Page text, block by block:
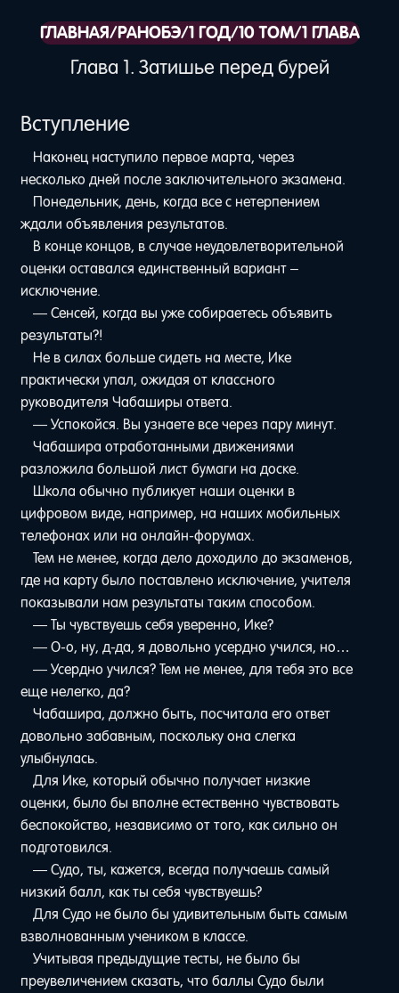
ГЛАВНАЯ/РАНОБЭ/1 ГОД/10 ТОМ/1 ГЛАВА
Глава 1. Затишье перед бурей
Вступление
Наконец наступило первое марта, через
несколько дней после заключительного экзамена.
Понедельник, день, когда все с нетерпением
ждали объявления результатов.
В конце концов, в случае неудовлетворительной
оценки оставался единственный вариант –
исключение.
— Сенсей, когда вы уже собираетесь объявить
результаты?!
Не в силах больше сидеть на месте, Ике
практически упал, ожидая от классного
руководителя Чабаширы ответа.
— Успокойся. Вы узнаете все через пару минут.
Чабашира отработанными движениями
разложила большой лист бумаги на доске.
Школа обычно публикует наши оценки в
цифровом виде, например, на наших мобильных
телефонах или на онлайн-форумах.
Тем не менее, когда дело доходило до экзаменов,
где на карту было поставлено исключение, учителя
показывали нам результаты таким способом.
— Ты чувствуешь себя уверенно, Ике?
— О-о, ну, д-да, я довольно усердно учился, но…
— Усердно учился? Тем не менее, для тебя это все
еще нелегко, да?
Чабашира, должно быть, посчитала его ответ
довольно забавным, поскольку она слегка
улыбнулась.
Для Ике, который обычно получает низкие
оценки, было бы вполне естественно чувствовать
беспокойство, независимо от того, как сильно он
подготовился.
— Судо, ты, кажется, всегда получаешь самый
низкий балл, как ты себя чувствуешь?
Для Судо не было бы удивительным быть самым
взволнованным учеником в классе.
Учитывая предыдущие тесты, не было бы
преувеличением сказать, что баллы Судо были